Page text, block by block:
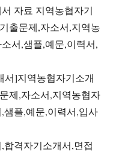
자료 지역농협자기
출문제,자소서,지역농
서,샘플,예문,이력서,
서]지역농협자기소개
제,자소서,지역농협자
플,예문,이력서,입사
격자기소개서,면접